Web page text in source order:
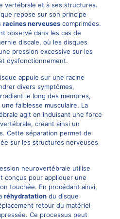
vertébrale et à ses structures.
repose sur son principe
racines nerveusescomprimées.
observé dans les cas de
discale, où les disques
pression excessive sur les
dysfonctionnement.
appuie sur une racine
divers symptômes,
le long des membres,
faiblesse musculaire. La
agit en induisant une force
créant ainsi un
Cette séparation permet de
sur les structures nerveuses
neurovertébrale utilise
conçus pour appliquer une
touchée. En procédant ainsi,
réhydratationdu disque
retour du matériel
Ce processus peut